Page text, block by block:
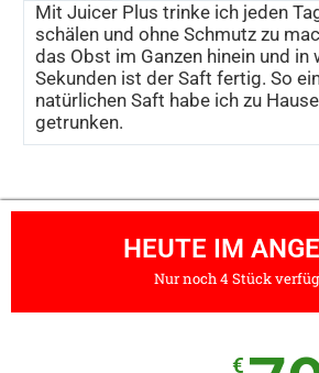
Mit Juicer Plus trinke ich jeden
schälen und ohne Schmutz zu
das Obst im Ganzen hinein und in
Sekunden ist der Saft fertig. So
natürlichen Saft habe ich zu
getrunken.
HEUTE IM
Nur noch 4 Stück
€